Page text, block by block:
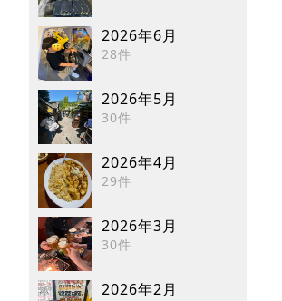
2026年6月
28件
2026年5月
30件
2026年4月
29件
2026年3月
30件
2026年2月